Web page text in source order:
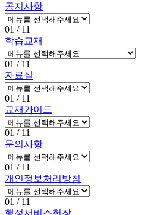
공지사항
01 / 11
학습교재
01 / 11
자료실
01 / 11
교재가이드
01 / 11
문의사항
01 / 11
개인정보처리방침
01 / 11
행정서비스헌장